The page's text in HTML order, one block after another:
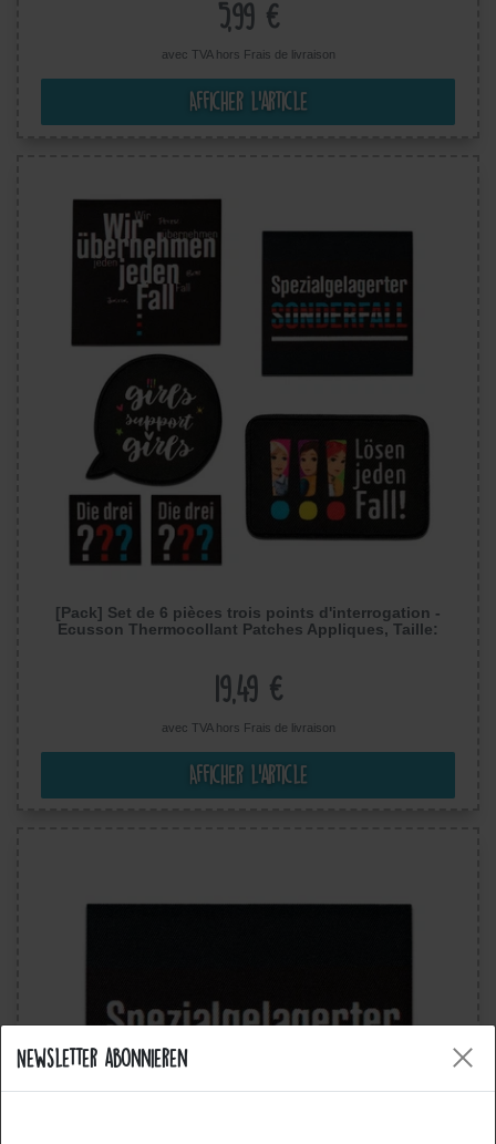
Newsletter abonnieren
5,99 €
avec TVA hors Frais de livraison
Afficher l’article
[Pack] Set de 6 pièces trois points d'interrogation -
Ecusson Thermocollant Patches Appliques, Taille:
19,49 €
avec TVA hors Frais de livraison
Afficher l’article